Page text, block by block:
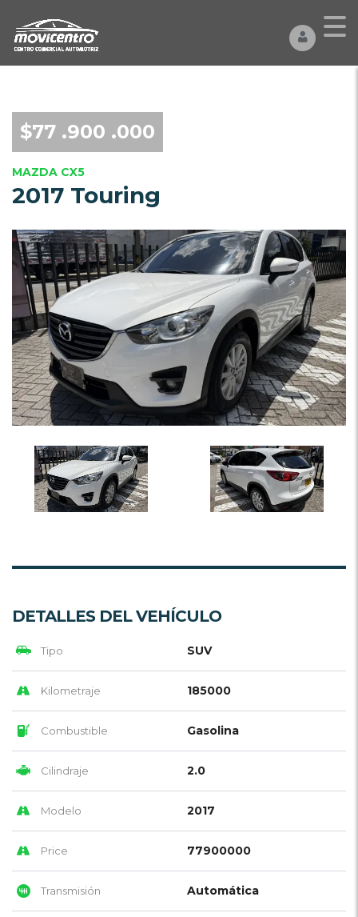
$77 .900 .000
MAZDA CX5
2017 Touring
DETALLES DEL VEHÍCULO
Tipo SUV
Kilometraje 185000
Combustible Gasolina
Cilindraje 2.0
Modelo 2017
Price 77900000
Transmisión Automática